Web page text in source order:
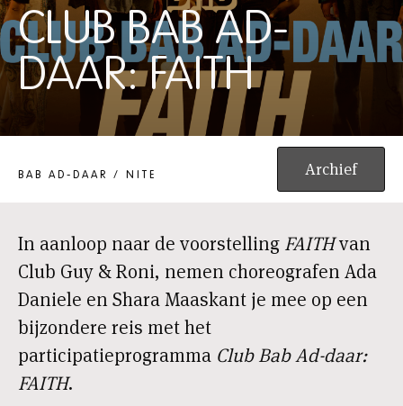
CLUB BAB AD-
DAAR: FAITH
BAB AD-DAAR / NITE Archief
In aanloop naar de voorstelling FAITHvan
Club Guy & Roni, nemen choreografen Ada
Daniele en Shara Maaskant je mee op een
bijzondere reis met het
participatieprogramma Club Bab Ad-daar:
FAITH.